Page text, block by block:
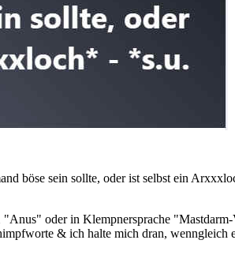
böse sein sollte, oder ist selbst ein
"Anus" oder in Klempnersprache
& ich halte mich dran,